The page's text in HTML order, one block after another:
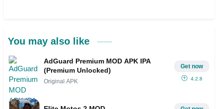
You may also like
AdGuard Premium MOD APK IPA
(Premium Unlocked)
Original APK
Get now
4.2.8